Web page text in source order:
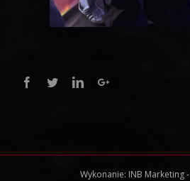
Facebook
TwitterLinkedinGoogle+
Wykonanie: INB Marketing-